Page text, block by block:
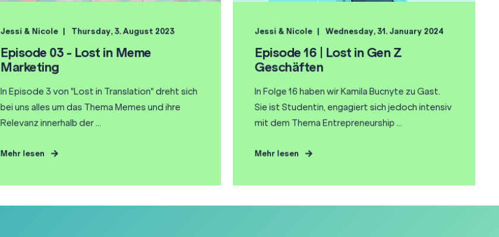
Jessi & Nicole Thursday, 3. August 2023
Episode 03 - Lost in Meme
Marketing
In Episode 3 von "Lost in Translation" dreht sich
bei uns alles um das Thema Memes und ihre
Relevanz innerhalb der ...
Mehr lesen
Jessi & Nicole Wednesday, 31. January 2024
Episode 16 | Lost in Gen Z
Geschäften
In Folge 16 haben wir Kamila Bucnyte zu Gast.
Sie ist Studentin, engagiert sich jedoch intensiv
mit dem Thema Entrepreneurship ...
Mehr lesen